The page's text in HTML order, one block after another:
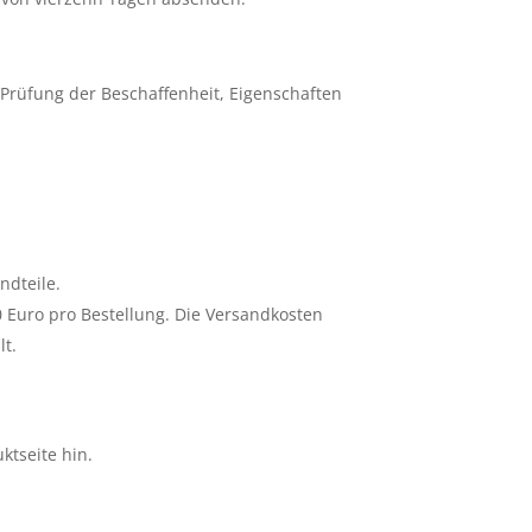
der Beschaffenheit, Eigenschaften
pro Bestellung. Die Versandkosten
hin.